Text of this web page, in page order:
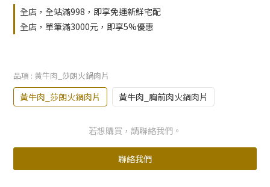
全店，全站滿998，即享免運新鮮宅配
全店，單筆滿3000元，即享5%優惠
品項 : 黃牛肉_莎朗火鍋肉片
黃牛肉_莎朗火鍋肉片 黃牛肉_胸前肉火鍋肉片
若想購買，請聯絡我們。
聯絡我們